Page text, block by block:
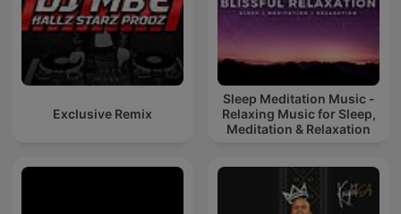
Exclusive Remix
Sleep Meditation Music -
Relaxing Music for Sleep,
Meditation & Relaxation